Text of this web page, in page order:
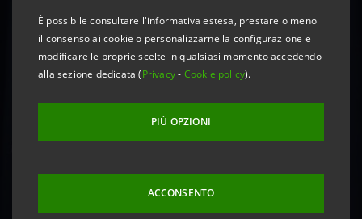
È possibile consultare l'informativa estesa, prestare o meno
il consenso ai cookie o personalizzarne la configurazione e
modificare le proprie scelte in qualsiasi momento accedendo
alla sezione dedicata (Privacy- Cookie policy).
PIÙ OPZIONI
ACCONSENTO